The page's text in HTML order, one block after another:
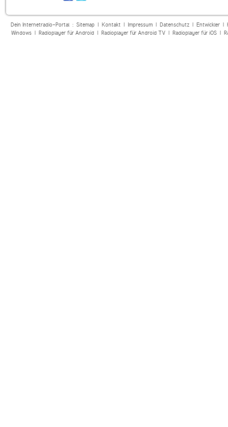
Dein Internetradio-Portal : Sitemap| Kontakt| Impressum| Datenschutz| Entwickler|
Windows| Radioplayer für Android| Radioplayer für Android TV| Radioplayer für iOS|